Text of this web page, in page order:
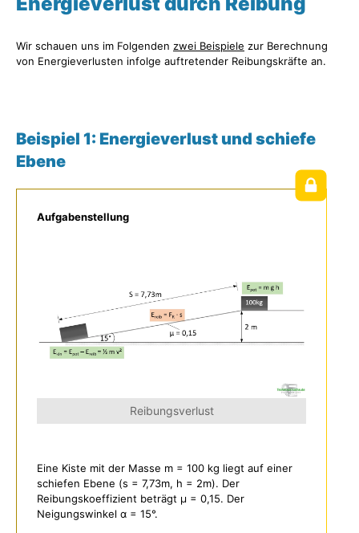
Wir schauen uns im Folgenden zwei Beispiele zur Berechnung
von Energieverlusten infolge auftretender Reibungskräfte an.
Beispiel 1: Energieverlust und schiefe
Ebene
Aufgabenstellung
Reibungsverlust
Eine Kiste mit der Masse m = 100 kg liegt auf einer
schiefen Ebene (s = 7,73m, h = 2m). Der
Reibungskoeffizient beträgt μ = 0,15. Der
Neigungswinkel α = 15°.